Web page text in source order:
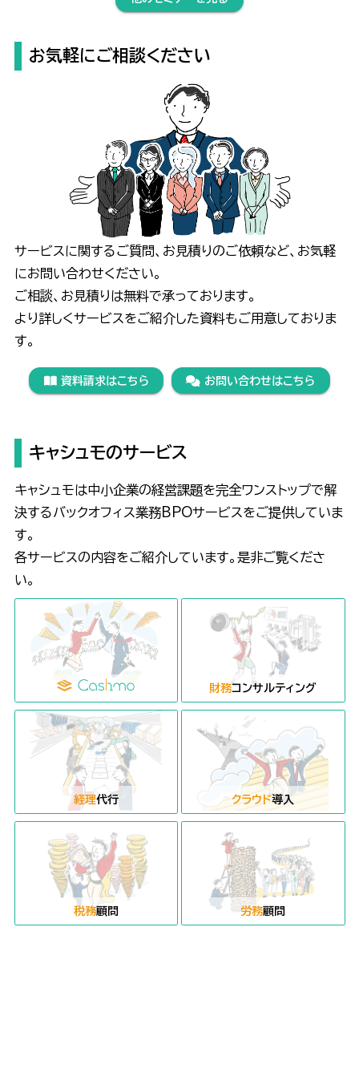
お気軽にご相談ください
サービスに関するご質問、お見積りのご依頼など、お気軽
にお問い合わせください。
ご相談、お見積りは無料で承っております。
より詳しくサービスをご紹介した資料もご用意しておりま
す。
資料請求はこちら お問い合わせはこちら
キャシュモのサービス
キャシュモは中小企業の経営課題を完全ワンストップで解
決するバックオフィス業務BPOサービスをご提供していま
す。
各サービスの内容をご紹介しています。是非ご覧くださ
い。
財務コンサルティング
経理代行 クラウド導入
税務顧問 労務顧問